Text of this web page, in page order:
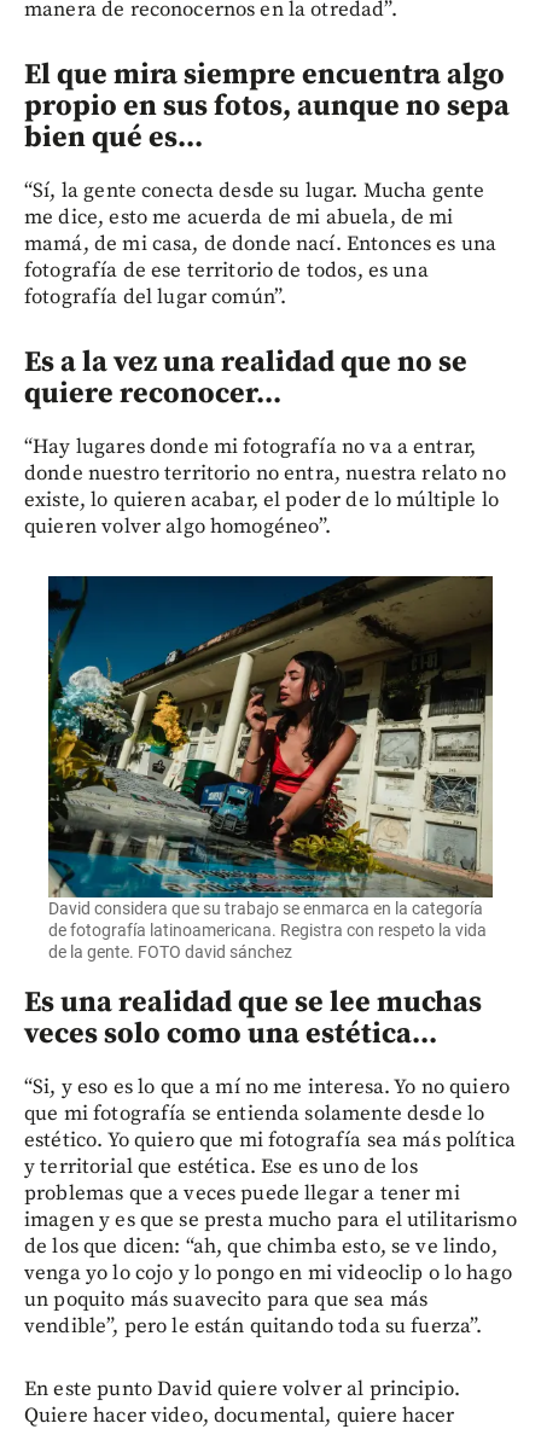
manera de reconocernos en la otredad”.
El que mira siempre encuentra algo
propio en sus fotos, aunque no sepa
bien qué es...
“Sí, la gente conecta desde su lugar. Mucha gente
me dice, esto me acuerda de mi abuela, de mi
mamá, de mi casa, de donde nací. Entonces es una
fotografía de ese territorio de todos, es una
fotografía del lugar común”.
Es a la vez una realidad que no se
quiere reconocer...
“Hay lugares donde mi fotografía no va a entrar,
donde nuestro territorio no entra, nuestra relato no
existe, lo quieren acabar, el poder de lo múltiple lo
quieren volver algo homogéneo”.
David considera que su trabajo se enmarca en la categoría
de fotografía latinoamericana. Registra con respeto la vida
de la gente. FOTO david sánchez
Es una realidad que se lee muchas
veces solo como una estética...
“Si, y eso es lo que a mí no me interesa. Yo no quiero
que mi fotografía se entienda solamente desde lo
estético. Yo quiero que mi fotografía sea más política
y territorial que estética. Ese es uno de los
problemas que a veces puede llegar a tener mi
imagen y es que se presta mucho para el utilitarismo
de los que dicen: “ah, que chimba esto, se ve lindo,
venga yo lo cojo y lo pongo en mi videoclip o lo hago
un poquito más suavecito para que sea más
vendible”, pero le están quitando toda su fuerza”.
En este punto David quiere volver al principio.
Quiere hacer video, documental, quiere hacer